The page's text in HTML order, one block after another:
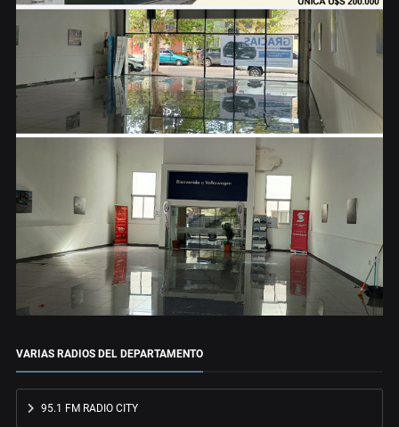
VARIAS RADIOS DEL DEPARTAMENTO
95.1 FM RADIO CITY